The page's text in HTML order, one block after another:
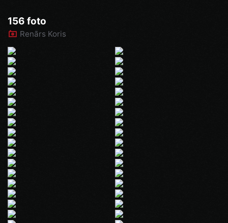
156 foto
Renārs Koris